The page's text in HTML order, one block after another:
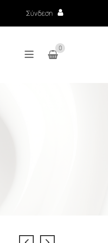
Σύνδεση
0